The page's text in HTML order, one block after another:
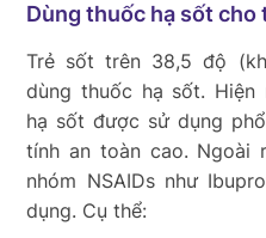
Dùng thuốc hạ sốt cho
Trẻ sốt trên 38,5 độ
dùng thuốc hạ sốt. Hiện
hạ sốt được sử dụng
tính an toàn cao. Ngoài
nhóm NSAIDs như
dụng. Cụ thể: